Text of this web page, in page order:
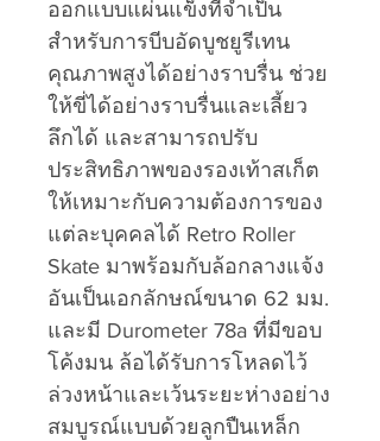
ออกแบบแผ่นแข็งที่จำเป็น
สำหรับการบีบอัดบูชยูรีเทน
คุณภาพสูงได้อย่างราบรื่น ช่วย
ให้ขี่ได้อย่างราบรื่นและเลี้ยว
ลึกได้ และสามารถปรับ
ประสิทธิภาพของรองเท้าสเก็ต
ให้เหมาะกับความต้องการของ
แต่ละบุคคลได้ Retro Roller
Skate มาพร้อมกับล้อกลางแจ้ง
อันเป็นเอกลักษณ์ขนาด 62 มม.
และมี Durometer 78a ที่มีขอบ
โค้งมน ล้อได้รับการโหลดไว้
ล่วงหน้าและเว้นระยะห่างอย่าง
สมบูรณ์แบบด้วยลูกปืนเหล็ก